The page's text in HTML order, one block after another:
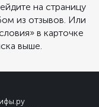
на страницу
из отзывов. Или
в карточке
выше.